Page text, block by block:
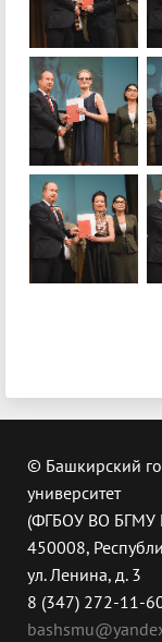
© Башкирский
университет
(ФГБОУ ВО
450008,
ул. Ленина, д. 3
8 (347) 272-11-